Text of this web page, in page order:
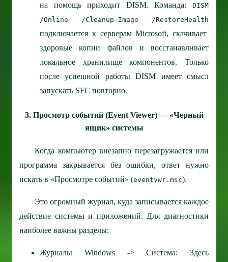
на помощь приходит DISM. Команда: DISM
/Online /Cleanup-Image /RestoreHealth
подключается к серверам Microsoft, скачивает
здоровые копии файлов и восстанавливает
локальное хранилище компонентов. Только
после успешной работы DISM имеет смысл
запускать SFC повторно.
3. Просмотр событий (Event Viewer) — «Черный
ящик» системы
Когда компьютер внезапно перезагружается или
программа закрывается без ошибки, ответ нужно
искать в «Просмотре событий» (eventvwr.msc).
Это огромный журнал, куда записывается каждое
действие системы и приложений. Для диагностики
наиболее важны разделы:
Журналы Windows -> Система: Здесь